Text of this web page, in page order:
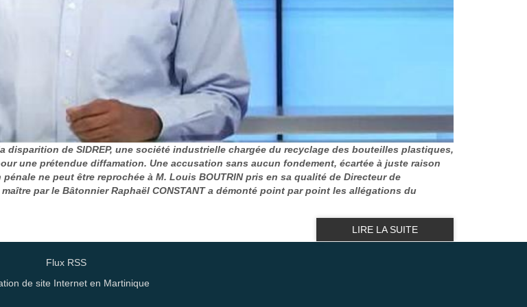
de SIDREP, une société industrielle chargée du recyclage des bouteilles plastiques,
une prétendue diffamation. Une accusation sans aucun fondement, écartée à juste raison
ne peut être reprochée à M. Louis BOUTRIN pris en sa qualité de Directeur de
par le Bâtonnier Raphaël CONSTANT a démonté point par point les allégations du
LIRE LA SUITE
Flux RSS
de site Internet en Martinique